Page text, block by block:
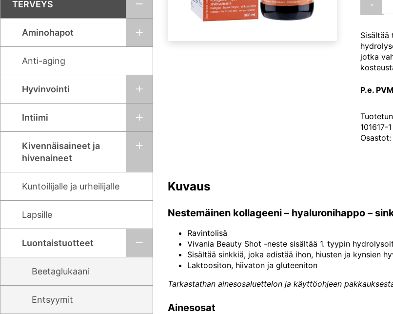
TERVEYS
Aminohapot
Anti-aging
Hyvinvointi
Intiimi
Kivennäisaineet ja
hivenaineet
Kuntoilijalle ja urheilijalle
Lapsille
Luontaistuotteet
Beetaglukaani
Entsyymit
-
ml
Sisältää
jotka
P.e.
101617-1
Osastot:
Kuvaus
Nestemäinen kollageeni – hyaluronihappo –
Ravintolisä
Vivania Beauty Shot -neste sisältää 1. tyypin
Sisältää sinkkiä, joka edistää ihon, hiusten ja kynsien
Laktoositon, hiivaton ja gluteeniton
Tarkastathan ainesosaluettelon ja käyttöohjeen
Ainesosat